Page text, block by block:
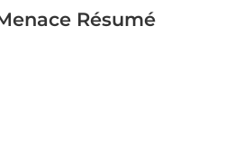
Résumé